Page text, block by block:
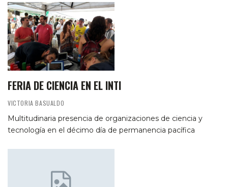
FERIA DE CIENCIA EN EL INTI
VICTORIA BASUALDO
Multitudinaria presencia de organizaciones de ciencia y
tecnología en el décimo día de permanencia pacífica